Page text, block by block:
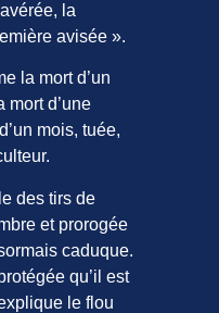
la
avisée ».
la mort d’un
mort d’une
mois, tuée,
des tirs de
et prorogée
caduque.
qu’il est
le flou